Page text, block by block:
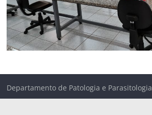
Departamento de Patologia e Parasitologia